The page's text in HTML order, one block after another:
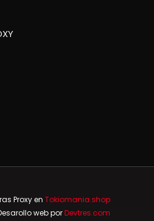
Proxy en Tokiomania.shop
web porDevtres.com